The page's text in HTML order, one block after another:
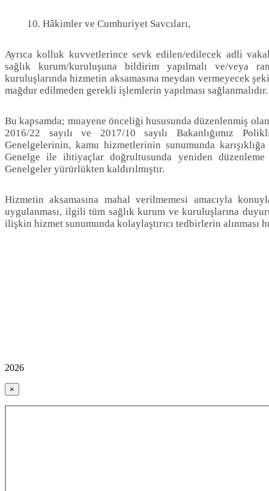
10. Hâkimler ve Cumhuriyet Savcıları,
Ayrıca kolluk kuvvetlerince sevk edilen/edilecek adli
sağlık kurum/kuruluşuna bildirim yapılmalı ve/veya
kuruluşlarında hizmetin aksamasına meydan vermeyecek
mağdur edilmeden gerekli işlemlerin yapılması sağlanmalıdır.
Bu kapsamda; muayene önceliği hususunda düzenlenmiş
2016/22 sayılı ve 2017/10 sayılı Bakanlığımız
Genelgelerinin, kamu hizmetlerinin sunumunda
Genelge ile ihtiyaçlar doğrultusunda yeniden
Genelgeler yürürlükten kaldırılmıştır.
Hizmetin aksamasına mahal verilmemesi amacıyla
uygulanması, ilgili tüm sağlık kurum ve kuruluşlarına
ilişkin hizmet sunumunda kolaylaştırıcı tedbirlerin alınması
2026
×